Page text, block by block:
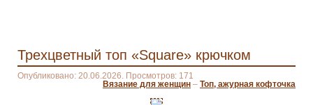
Трехцветный топ «Square» крючком
Опубликовано: 20.06.2026. Просмотров: 171
Вязание для женщин – Топ, ажурная кофточка